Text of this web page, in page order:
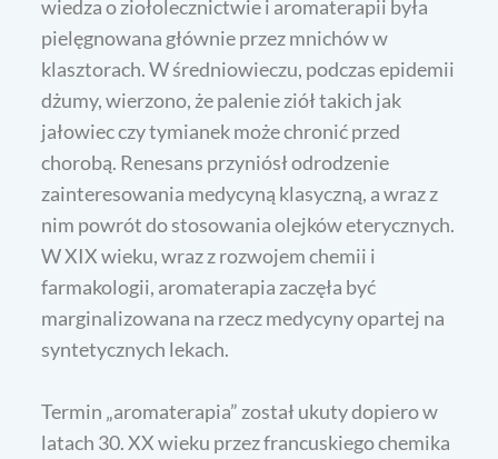
wiedza o ziołolecznictwie i aromaterapii była
pielęgnowana głównie przez mnichów w
klasztorach. W średniowieczu, podczas epidemii
dżumy, wierzono, że palenie ziół takich jak
jałowiec czy tymianek może chronić przed
chorobą. Renesans przyniósł odrodzenie
zainteresowania medycyną klasyczną, a wraz z
nim powrót do stosowania olejków eterycznych.
W XIX wieku, wraz z rozwojem chemii i
farmakologii, aromaterapia zaczęła być
marginalizowana na rzecz medycyny opartej na
syntetycznych lekach.
Termin „aromaterapia” został ukuty dopiero w
latach 30. XX wieku przez francuskiego chemika